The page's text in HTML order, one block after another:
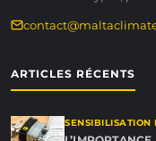
ARTICLES RÉCENTS
SENSIBILISATION